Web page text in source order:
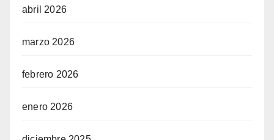
abril 2026
marzo 2026
febrero 2026
enero 2026